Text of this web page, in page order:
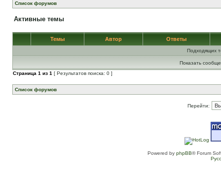
Список форумов
Активные темы
Темы Автор Ответы
Подходящих
Показать
Страница 1 из 1 [ Результатов поиска: 0 ]
Список форумов
Перейти:
Powered by phpBB® Forum